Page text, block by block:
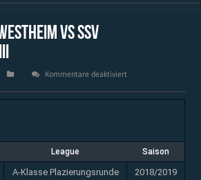
vs SSV
Kommentare deaktiviertfür
Kornwestheim
vs
League Saison
A-Klasse Plazierungsrunde 2018/2019